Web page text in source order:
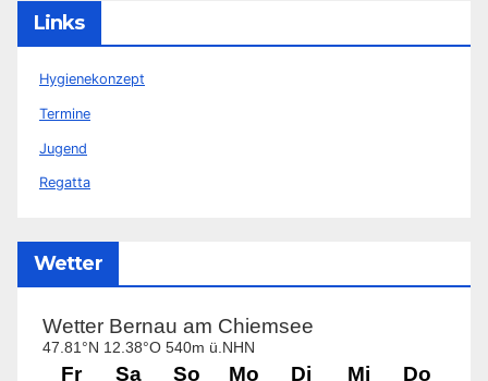
Links
Hygienekonzept
Termine
Jugend
Regatta
Wetter